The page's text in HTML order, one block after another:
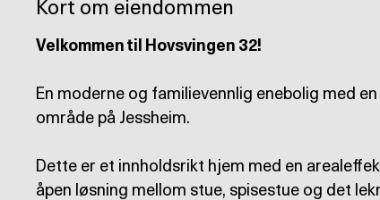
Kort om eiendommen
Velkommen til Hovsvingen 32!
En moderne og familievennlig enebolig med
område på Jessheim.
Dette er et innholdsrikt hjem med en
åpen løsning mellom stue, spisestue og det